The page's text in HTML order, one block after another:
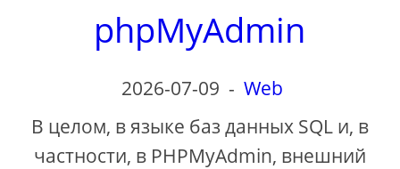
phpMyAdmin
2026-07-09 - Web
В целом, в языке баз данных SQL и, в
частности, в PHPMyAdmin, внешний